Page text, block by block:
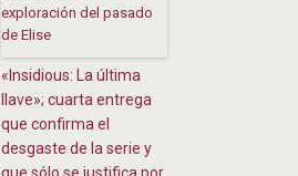
«Insidious: La última
llave»; cuarta entrega
que confirma el
desgaste de la serie y